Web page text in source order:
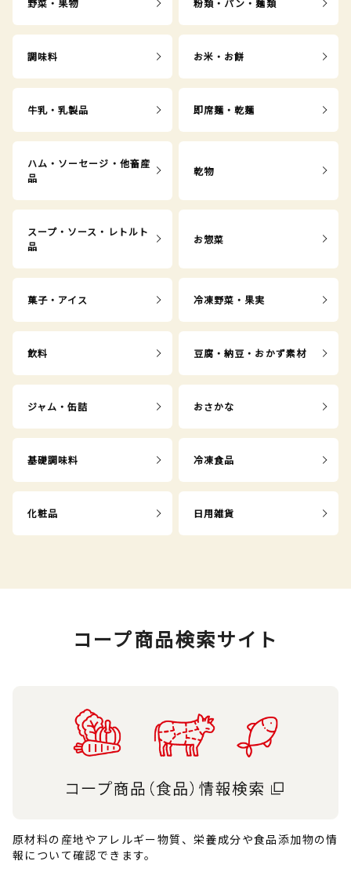
野菜・果物 粉類・パン・麺類
調味料 お米・お餅
牛乳・乳製品 即席麺・乾麺
ハム・ソーセージ・他畜産
品
乾物
スープ・ソース・レトルト
品
お惣菜
菓子・アイス 冷凍野菜・果実
飲料 豆腐・納豆・おかず素材
ジャム・缶詰 おさかな
基礎調味料 冷凍食品
化粧品 日用雑貨
コープ商品検索サイト
原材料の産地やアレルギー物質、栄養成分や食品添加物の情
報について確認できます。